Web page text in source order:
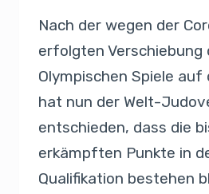
Nach der wegen der
erfolgten Verschiebung
Olympischen Spiele auf
hat nun der Welt-
entschieden, dass die
erkämpften Punkte in
Qualifikation bestehen